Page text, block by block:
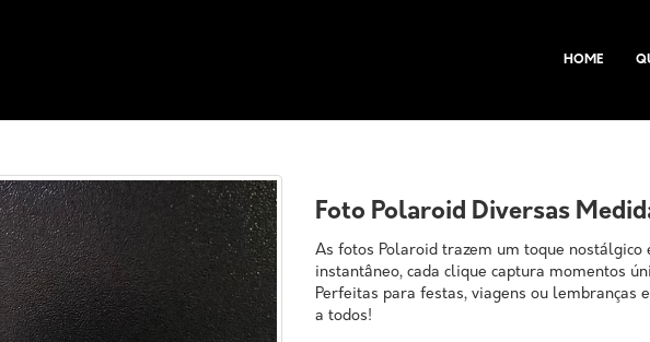
HOME
Foto Polaroid Diversas
As fotos Polaroid trazem um toque
instantâneo, cada clique captura momentos
Perfeitas para festas, viagens ou lembranças
a todos!